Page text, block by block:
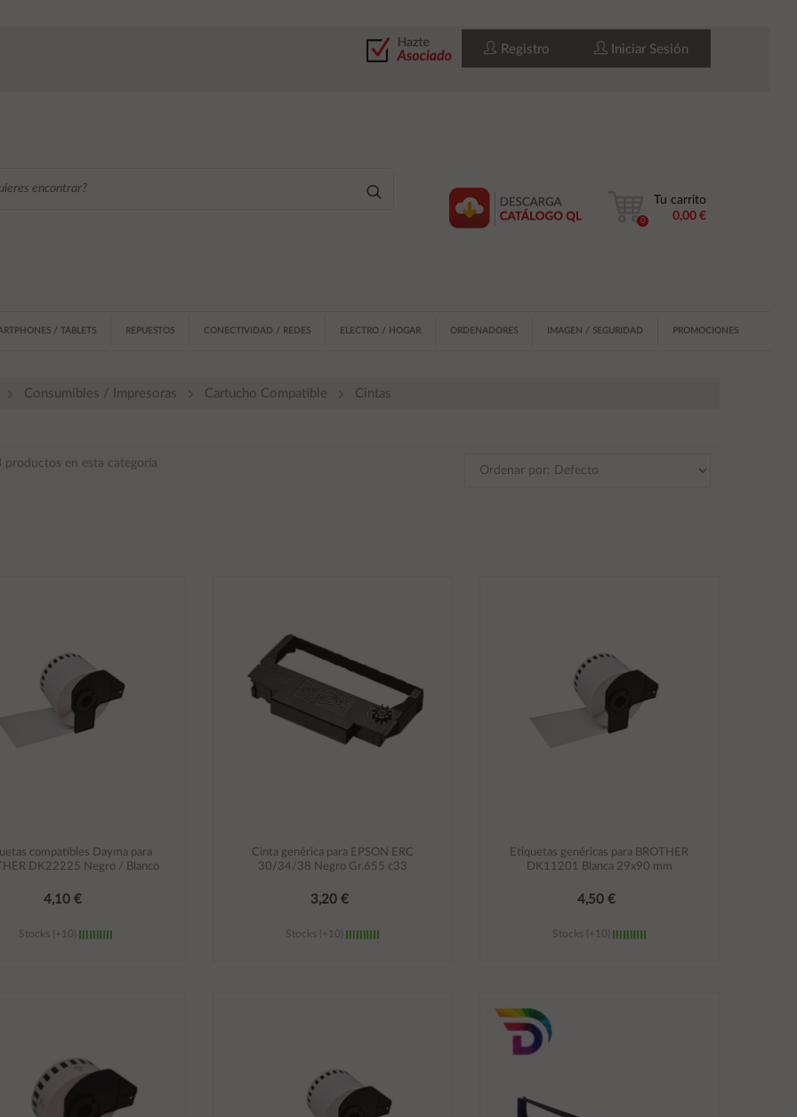
Registro Iniciar Sesión
Tu carrito
0,00 €
0
/ TABLETS REPUESTOS CONECTIVIDAD / REDES ELECTRO / HOGAR ORDENADORES IMAGEN / SEGURIDAD PROMOCIONES
Consumibles / Impresoras Cartucho Compatible Cintas
productos en esta categoría
compatibles Dayma para
DK22225 Negro / Blanco
4,10 €
Stocks (+10)
Cinta genérica para EPSON ERC
30/34/38 Negro Gr.655 c33
3,20 €
Stocks (+10)
Etiquetas genéricas para BROTHER
DK11201 Blanca 29x90 mm
4,50 €
Stocks (+10)